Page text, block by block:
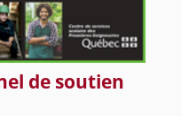
de soutien